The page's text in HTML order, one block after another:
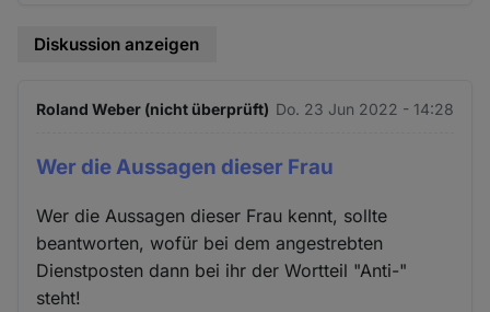
Diskussion anzeigen
Roland Weber (nicht überprüft) Do. 23 Jun 2022 - 14:28
Wer die Aussagen dieser Frau
Wer die Aussagen dieser Frau kennt, sollte
beantworten, wofür bei dem angestrebten
Dienstposten dann bei ihr der Wortteil "Anti-"
steht!